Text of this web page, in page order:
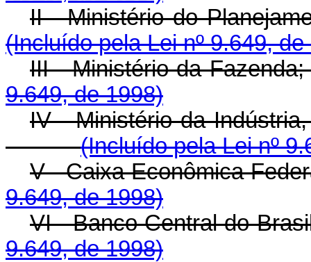
II - Ministério do
(Incluído pela Lei nº 9.649, de
III - Ministério
9.649, de 1998)
IV - Ministério da
(Incluído pela Lei nº
V - Caixa
9.649, de 1998)
VI - Banco
9.649, de 1998)